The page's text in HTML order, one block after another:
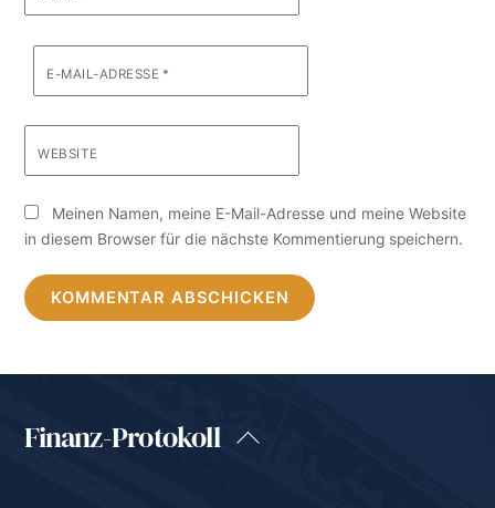
E-MAIL-ADRESSE *
WEBSITE
Meinen Namen, meine E-Mail-Adresse und meine Website
in diesem Browser für die nächste Kommentierung speichern.
Back
Finanz-Protokoll